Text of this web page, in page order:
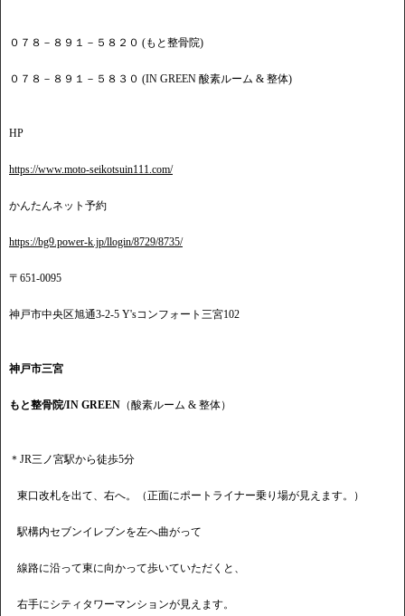
０７８－８９１－５８２０ (もと整骨院)
０７８－８９１－５８３０ (IN GREEN 酸素ルーム & 整体)
HP
https://www.moto-seikotsuin111.com/
かんたんネット予約
https://bg9.power-k.jp/llogin/8729/8735/
〒651-0095
神戸市中央区旭通3-2-5 Y'sコンフォート三宮102
神戸市三宮
もと整骨院/IN GREEN （酸素ルーム & 整体）
＊JR三ノ宮駅から徒歩5分
東口改札を出て、右へ。（正面にポートライナー乗り場が見えます。）
駅構内セブンイレブンを左へ曲がって
線路に沿って東に向かって歩いていただくと、
右手にシティタワーマンションが見えます。